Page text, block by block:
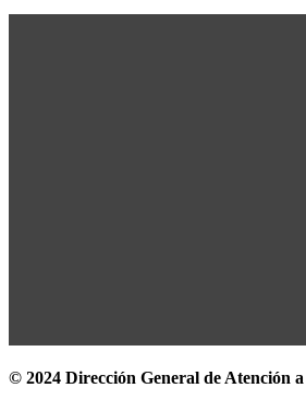
© 2024 Dirección General de Atención